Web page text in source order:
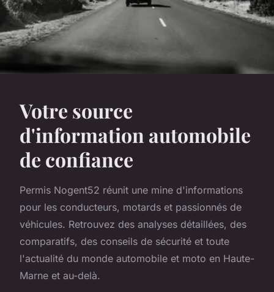
Votre source
d'information automobile
de confiance
Permis Nogent52 réunit une mine d'informations
pour les conducteurs, motards et passionnés de
véhicules. Retrouvez des analyses détaillées, des
comparatifs, des conseils de sécurité et toute
l'actualité du monde automobile et moto en Haute-
Marne et au-delà.